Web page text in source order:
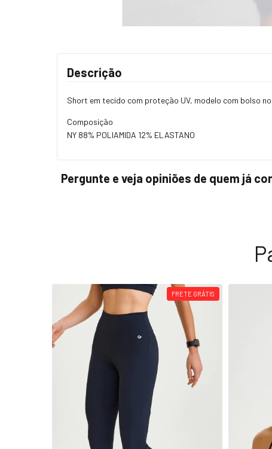
Descrição
Short em tecido com proteção UV, modelo com bolso
Composição
NY 88% POLIAMIDA 12% ELASTANO
Pergunte e veja opiniões de quem já
FRETE GRÁTIS